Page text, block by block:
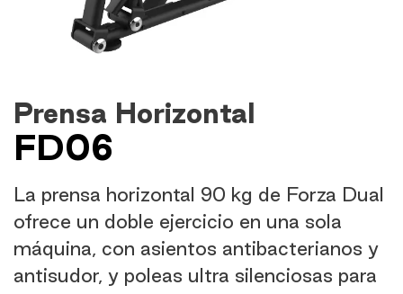
Prensa Horizontal
FD06
La prensa horizontal 90 kg de Forza Dual
ofrece un doble ejercicio en una sola
máquina, con asientos antibacterianos y
antisudor, y poleas ultra silenciosas para